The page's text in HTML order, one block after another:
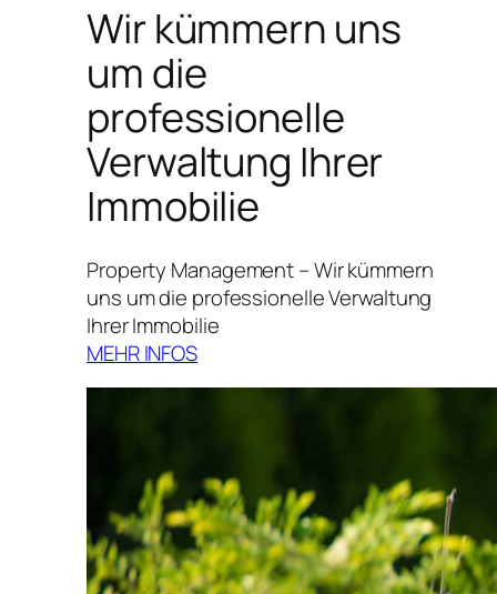
Wir kümmern uns
um die
professionelle
Verwaltung Ihrer
Immobilie
Property Management – Wir kümmern
uns um die professionelle Verwaltung
Ihrer Immobilie
MEHR INFOS